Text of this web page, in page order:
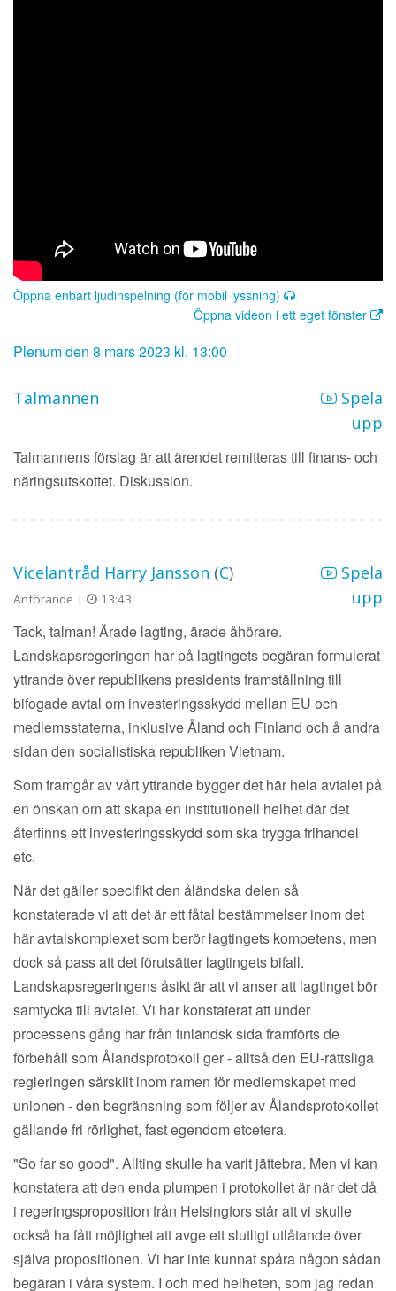
Öppna enbart ljudinspelning (för mobil lyssning)
Öppna videon i ett eget fönster
Plenum den 8 mars 2023 kl. 13:00
Talmannen
Spela
upp
Talmannens förslag är att ärendet remitteras till finans- och
näringsutskottet. Diskussion.
Vicelantråd Harry Jansson (C)
Anförande | 13:43
Spela
upp
Tack, talman! Ärade lagting, ärade åhörare.
Landskapsregeringen har på lagtingets begäran formulerat
yttrande över republikens presidents framställning till
bifogade avtal om investeringsskydd mellan EU och
medlemsstaterna, inklusive Åland och Finland och å andra
sidan den socialistiska republiken Vietnam.
Som framgår av vårt yttrande bygger det här hela avtalet på
en önskan om att skapa en institutionell helhet där det
återfinns ett investeringsskydd som ska trygga frihandel
etc.
När det gäller specifikt den åländska delen så
konstaterade vi att det är ett fåtal bestämmelser inom det
här avtalskomplexet som berör lagtingets kompetens, men
dock så pass att det förutsätter lagtingets bifall.
Landskapsregeringens åsikt är att vi anser att lagtinget bör
samtycka till avtalet. Vi har konstaterat att under
processens gång har från finländsk sida framförts de
förbehåll som Ålandsprotokoll ger - alltså den EU-rättsliga
regleringen särskilt inom ramen för medlemskapet med
unionen - den begränsning som följer av Ålandsprotokollet
gällande fri rörlighet, fast egendom etcetera.
"So far so good". Allting skulle ha varit jättebra. Men vi kan
konstatera att den enda plumpen i protokollet är när det då
i regeringsproposition från Helsingfors står att vi skulle
också ha fått möjlighet att avge ett slutligt utlåtande över
själva propositionen. Vi har inte kunnat spåra någon sådan
begäran i våra system. I och med helheten, som jag redan